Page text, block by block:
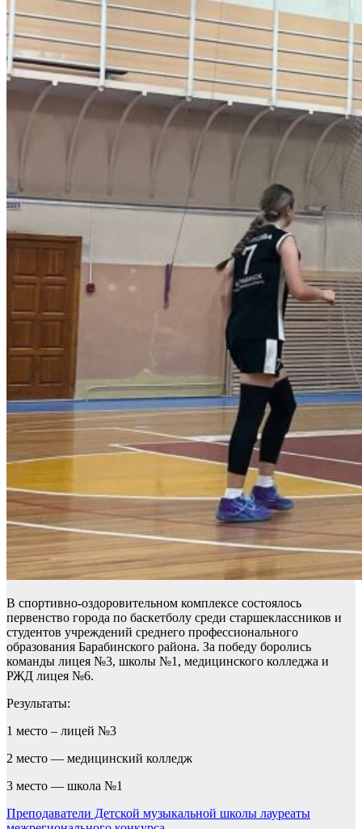
В спортивно-оздоровительном комплексе состоялось
первенство города по баскетболу среди старшеклассников и
студентов учреждений среднего профессионального
образования Барабинского района. За победу боролись
команды лицея №3, школы №1, медицинского колледжа и
РЖД лицея №6.
Результаты:
1 место – лицей №3
2 место — медицинский колледж
3 место — школа №1
Навигация
Преподаватели Детской музыкальной школы лауреаты